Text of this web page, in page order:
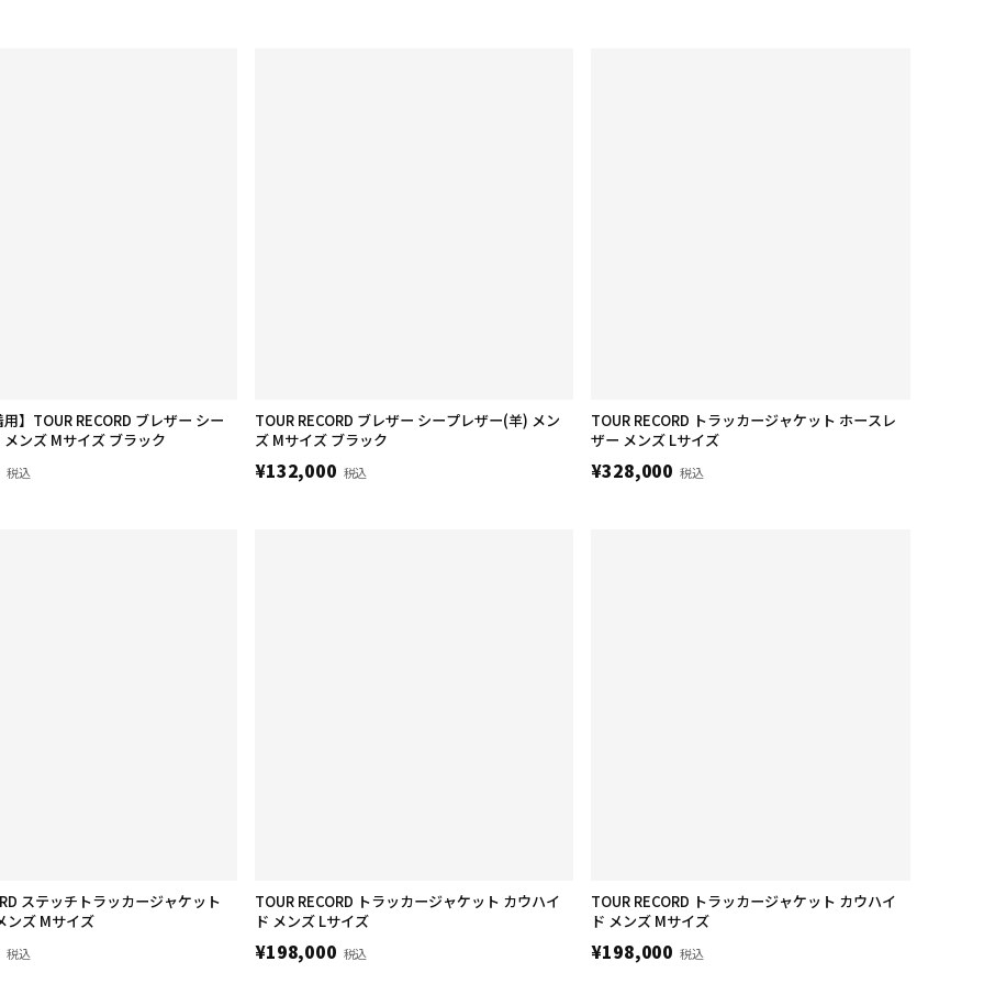
】TOUR RECORD ブレザー シー
ンズ Mサイズ ブラック
税込
TOUR RECORD ブレザー シープレザー(羊) メン
ズ Mサイズ ブラック
¥132,000 税込
TOUR RECORD トラッカージャケット ホースレ
ザー メンズ Lサイズ
¥328,000 税込
ステッチトラッカージャケット
ンズ Mサイズ
税込
TOUR RECORD トラッカージャケット カウハイ
ド メンズ Lサイズ
¥198,000 税込
TOUR RECORD トラッカージャケット カウハイ
ド メンズ Mサイズ
¥198,000 税込